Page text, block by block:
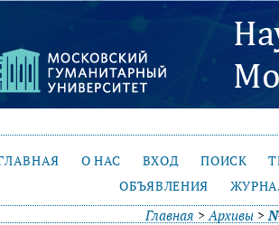
О НАС ВХОД ПОИСК
ОБЪЯВЛЕНИЯ
Главная >Архивы>